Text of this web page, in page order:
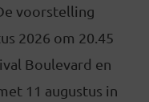
voorstelling
2026 om 20.45
Boulevard en
11 augustus in